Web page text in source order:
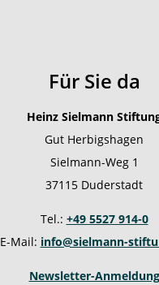
Für Sie da
Heinz Sielmann
Gut Herbigshagen
Sielmann-Weg 1
37115 Duderstadt
Tel.: +49 5527 914-0
E-Mail: info@sielmann-
Newsletter-Anmeldung